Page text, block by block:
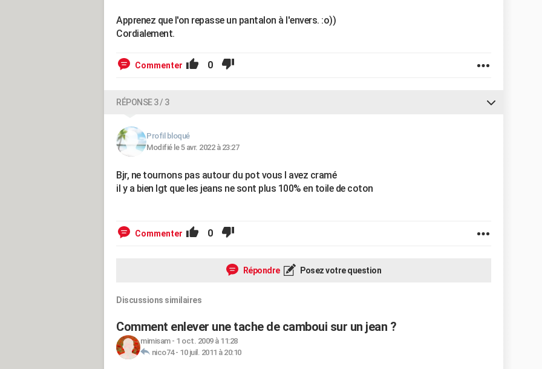
Apprenez que l'on repasse un pantalon à l'envers. :o))
Cordialement.
Commenter 0
RÉPONSE 3 / 3
Profil bloqué
Modifié le 5 avr. 2022 à 23:27
Bjr, ne tournons pas autour du pot vous l avez cramé
il y a bien lgt que les jeans ne sont plus 100% en toile de coton
Commenter 0
Répondre Posez votre question
Discussions similaires
Comment enlever une tache de camboui sur un jean ?
mimisam- 1 oct. 2009 à 11:28
nico74- 10 juil. 2011 à 20:10